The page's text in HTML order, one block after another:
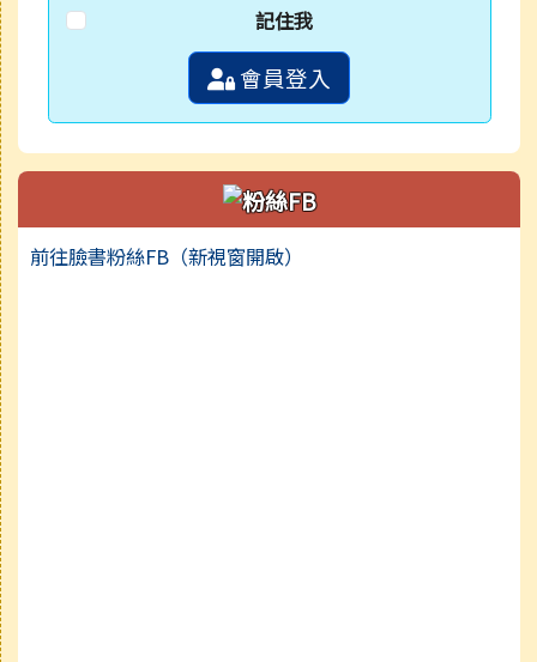
記住我
會員登入
前往臉書粉絲FB（新視窗開啟）